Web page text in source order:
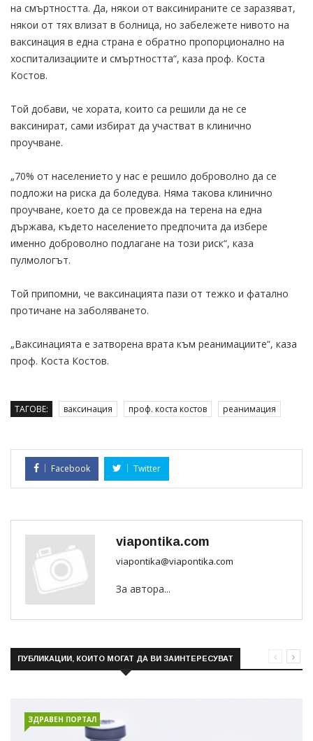
на смъртността. Да, някои от ваксинираните се заразяват,
някои от тях влизат в болница, но забележете нивото на
ваксинация в една страна е обратно пропорционално на
хоспитализациите и смъртността“, каза проф. Коста
Костов.
Той добави, че хората, които са решили да не се
ваксинират, сами избират да участват в клинично
проучване.
„70% от населението у нас е решило доброволно да се
подложи на риска да боледува. Няма такова клинично
проучване, което да се провежда на терена на една
държава, където населението предпочита да избере
именно доброволно подлагане на този риск“, каза
пулмологът.
Той припомни, че ваксинацията пази от тежко и фатално
протичане на заболяването.
„Ваксинацията е затворена врата към реанимациите“, каза
проф. Коста Костов.
ТАГОВЕ: ваксинация проф. коста костов реанимация
Facebook Twitter
viapontika.com
viapontika@viapontika.com
За автора...
ПУБЛИКАЦИИ, КОИТО МОГАТ ДА ВИ ЗАИНТЕРЕСУВАТ
ЗДРАВЕН ПОРТАЛ